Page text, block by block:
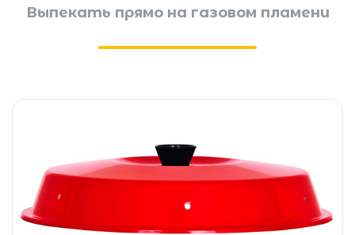
Выпекать прямо на газовом пламени